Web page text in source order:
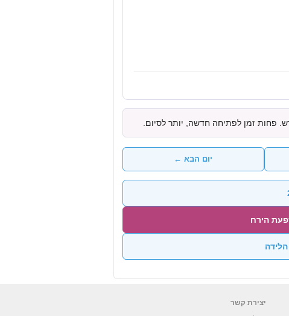
פחות זמן לפתיחה חדשה, יותר לסיום.
יום הבא ←
הירח
יצירת קשר